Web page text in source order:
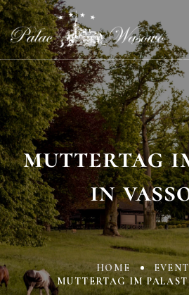
muttertag
in
HOME
MUTTERTAG IM